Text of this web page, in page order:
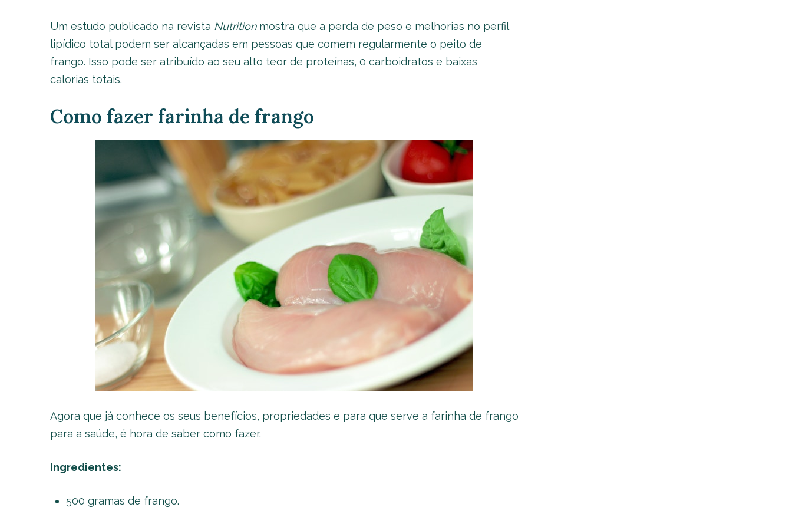
Um estudo publicado na revista Nutritionmostra que a perda de peso e melhorias no perfil
lipídico total podem ser alcançadas em pessoas que comem regularmente o peito de
frango. Isso pode ser atribuído ao seu alto teor de proteínas, 0 carboidratos e baixas
calorias totais.
Como fazer farinha de frango
Agora que já conhece os seus benefícios, propriedades e para que serve a farinha de frango
para a saúde, é hora de saber como fazer.
Ingredientes:
500 gramas de frango.